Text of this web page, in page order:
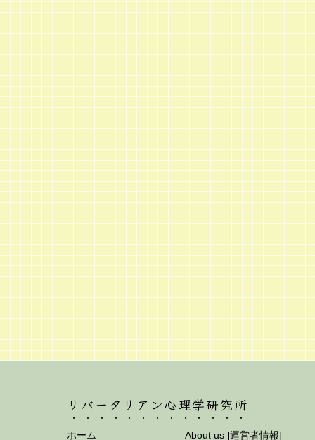
リバータリアン心理学研究所
ホーム About us [運営者情報]